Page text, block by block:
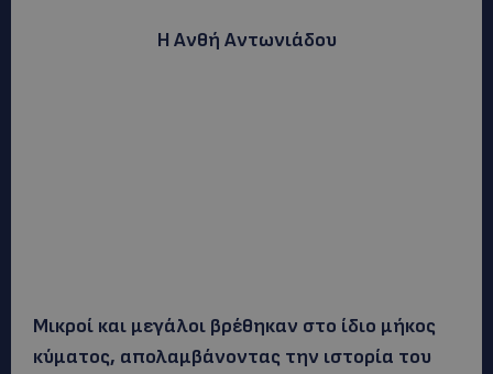
Η Ανθή Αντωνιάδου
Μικροί και μεγάλοι βρέθηκαν στο ίδιο μήκος
κύματος, απολαμβάνοντας την ιστορία του